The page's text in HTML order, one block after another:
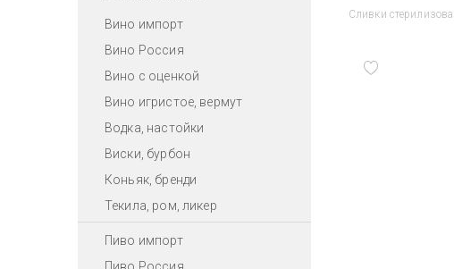
Вино импорт
Вино Россия
Вино с оценкой
Вино игристое, вермут
Водка, настойки
Виски, бурбон
Коньяк, бренди
Текила, ром, ликер
Пиво импорт
Пиво Россия
Сливки